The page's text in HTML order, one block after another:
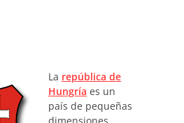
La república de
Hungría es un
país de pequeñas